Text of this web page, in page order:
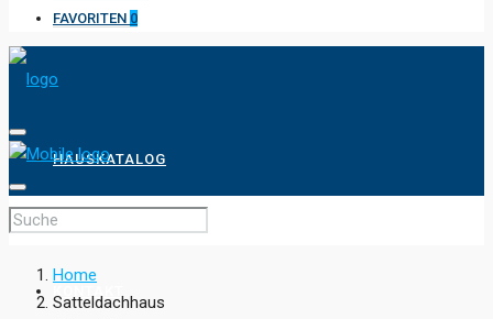
FAVORITEN 0
HAUSKATALOG
ANBIETER
Home
Satteldachhaus